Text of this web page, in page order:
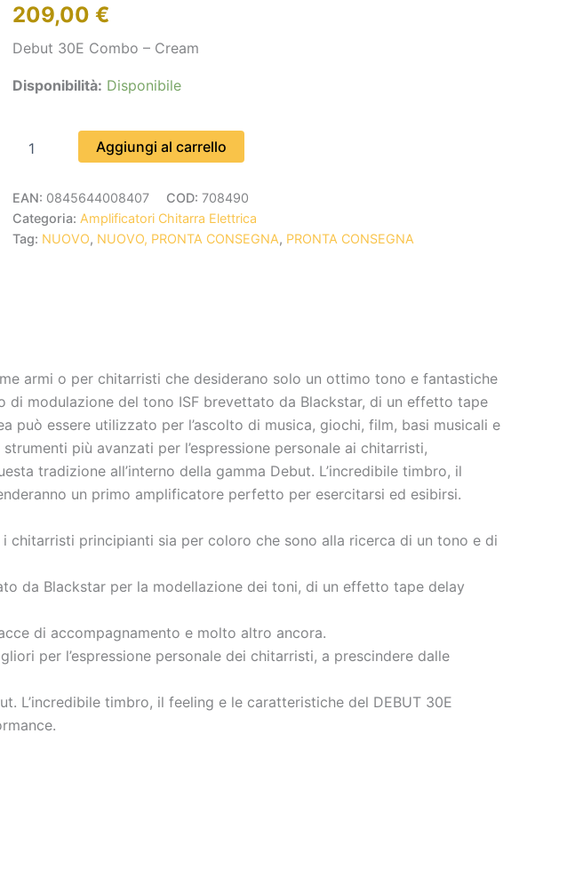
209,00 €
Debut 30E Combo – Cream
Disponibilità: Disponibile
Aggiungi al carrello
EAN: 0845644008407 COD: 708490
Categoria: Amplificatori Chitarra Elettrica
Tag: NUOVO, NUOVO, PRONTA CONSEGNA, PRONTA CONSEGNA
armi o per chitarristi che desiderano solo un ottimo tono e fantastiche
modulazione del tono ISF brevettato da Blackstar, di un effetto tape
può essere utilizzato per l’ascolto di musica, giochi, film, basi musicali e
più avanzati per l’espressione personale ai chitarristi,
tradizione all’interno della gamma Debut. L’incredibile timbro, il
un primo amplificatore perfetto per esercitarsi ed esibirsi.
chitarristi principianti sia per coloro che sono alla ricerca di un tono e di
da Blackstar per la modellazione dei toni, di un effetto tape delay
di accompagnamento e molto altro ancora.
per l’espressione personale dei chitarristi, a prescindere dalle
L’incredibile timbro, il feeling e le caratteristiche del DEBUT 30E